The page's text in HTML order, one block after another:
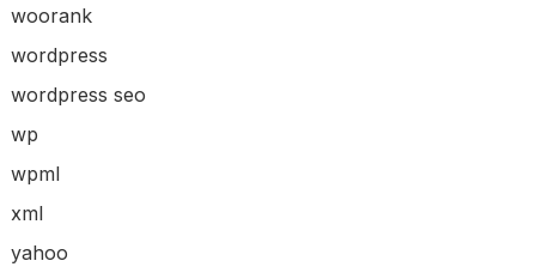
woorank
wordpress
wordpress seo
wp
wpml
xml
yahoo